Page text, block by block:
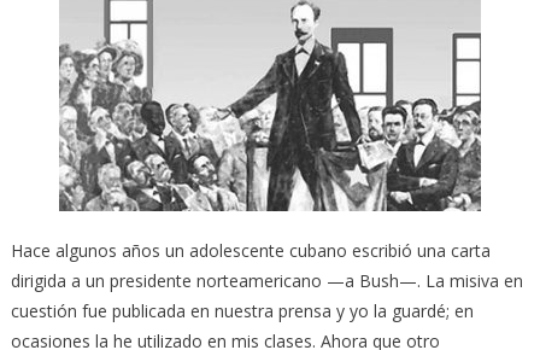
Hace algunos años un adolescente cubano escribió una carta
dirigida a un presidente norteamericano —a Bush—. La misiva en
cuestión fue publicada en nuestra prensa y yo la guardé; en
ocasiones la he utilizado en mis clases. Ahora que otro